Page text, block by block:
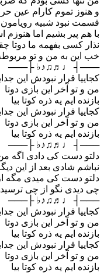
و هنوز تموم کارام عین
قسمت نبود شبیه رویامون
با هم پیر بشیم اما
نذار کسی بفهمه ما دوتا
خب این به من و تو
───┤ ♩♬♫♪♭ ├───
کجاییا قرار نبودش این
من و تو آخر این بازی دوتا
بازنده ایم یه ذره کوتا بیا
کجاییا قرار نبودش این
من و تو آخر این بازی دوتا
بازنده ایم یه ذره کوتا بیا
───┤ ♩♬♫♪♭ ├───
دلتو دست کی دادی اگه
نباشم شادی بعد از این
دلتو دست کی میدی مگه
چی دیدی نگو از چی
───┤ ♩♬♫♪♭ ├───
کجاییا قرار نبودش این
من و تو آخر این بازی دوتا
بازنده ایم یه ذره کوتا بیا
کجاییا قرار نبودش این
من و تو آخر این بازی دوتا
بازنده ایم یه ذره کوتا بیا